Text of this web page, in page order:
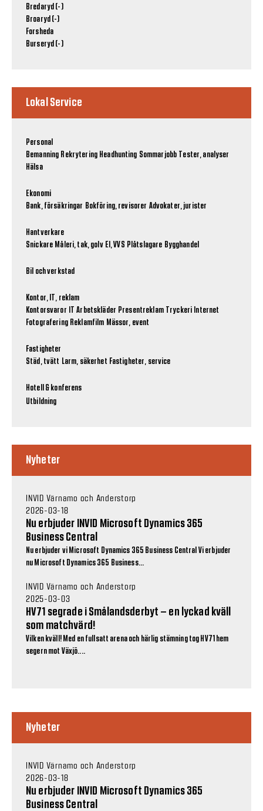
Bredaryd (-)
Broaryd (-)
Forsheda
Burseryd (-)
Lokal Service
Personal
Bemanning Rekrytering Headhunting Sommarjobb Tester, analyser
Hälsa
Ekonomi
Bank, försäkringar Bokföring, revisorer Advokater, jurister
Hantverkare
Snickare Måleri, tak, golv El, VVS Plåtslagare Bygghandel
Bil och verkstad
Kontor, IT, reklam
Kontorsvaror IT Arbetskläder Presentreklam Tryckeri Internet
Fotografering Reklamfilm Mässor, event
Fastigheter
Städ, tvätt Larm, säkerhet Fastigheter, service
Hotell & konferens
Utbildning
Nyheter
INVID Värnamo och Anderstorp
2026-03-18
Nu erbjuder INVID Microsoft Dynamics 365
Business Central
Nu erbjuder vi Microsoft Dynamics 365 Business Central Vi erbjuder
nu Microsoft Dynamics 365 Business...
INVID Värnamo och Anderstorp
2025-03-03
HV71 segrade i Smålandsderbyt – en lyckad kväll
som matchvärd!
Vilken kväll! Med en fullsatt arena och härlig stämning tog HV71 hem
segern mot Växjö....
Nyheter
INVID Värnamo och Anderstorp
2026-03-18
Nu erbjuder INVID Microsoft Dynamics 365
Business Central